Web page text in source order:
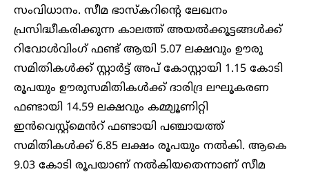
സംവിധാനം. സീമ ഭാസ്കറിന്റെ ലേഖനം
പ്രസിദ്ധീകരിക്കുന്ന കാലത്ത് അയൽക്കൂട്ടങ്ങൾക്ക്
റിവോൾവിംഗ് ഫണ്ട് ആയി 5.07 ലക്ഷവും ഊരു
സമിതികൾക്ക് സ്റ്റാർട്ട് അപ് കോസ്റ്റായി 1.15 കോടി
രൂപയും ഊരുസമിതികൾക്ക് ദാരിദ്ര ലഘൂകരണ
ഫണ്ടായി 14.59 ലക്ഷവും കമ്മ്യൂണിറ്റി
ഇൻവെസ്റ്റ്മെൻറ് ഫണ്ടായി പഞ്ചായത്ത്
സമിതികൾക്ക് 6.85 ലക്ഷം രൂപയും നൽകി. ആകെ
9.03 കോടി രൂപയാണ് നൽകിയതെന്നാണ് സീമ